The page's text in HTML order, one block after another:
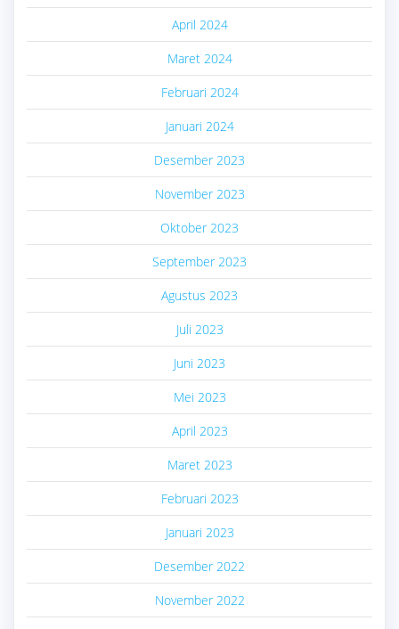
April 2024
Maret 2024
Februari 2024
Januari 2024
Desember 2023
November 2023
Oktober 2023
September 2023
Agustus 2023
Juli 2023
Juni 2023
Mei 2023
April 2023
Maret 2023
Februari 2023
Januari 2023
Desember 2022
November 2022